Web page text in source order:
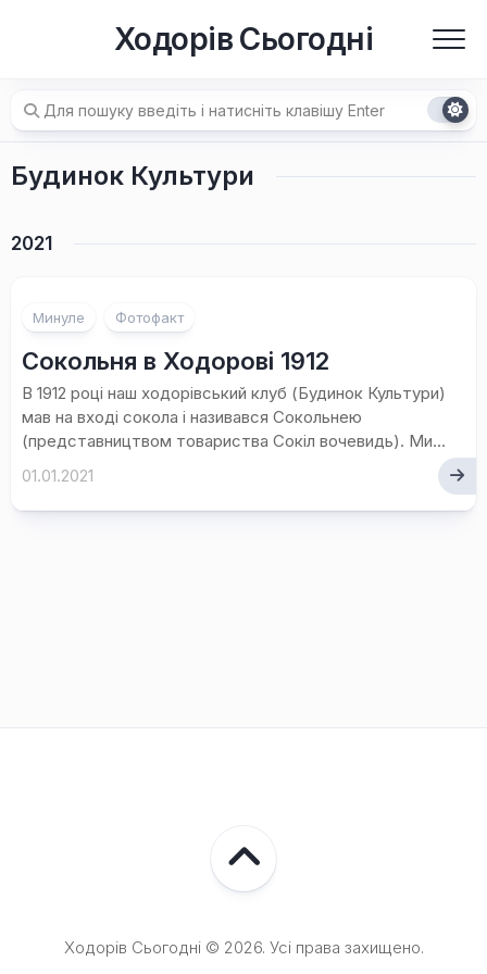
Ходорів Сьогодні
Будинок Культури
2021
Минуле Фотофакт
Сокольня в Ходорові 1912
В 1912 році наш ходорівський клуб (Будинок Культури)
мав на вході сокола і називався Сокольнею
(представництвом товариства Сокіл вочевидь). Ми...
01.01.2021
Ходорів Сьогодні © 2026. Усі права захищено.